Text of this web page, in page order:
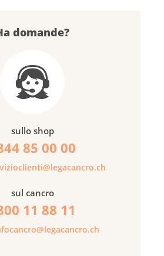
domande?
sullo shop
85 00 00
sul cancro
11 88 11